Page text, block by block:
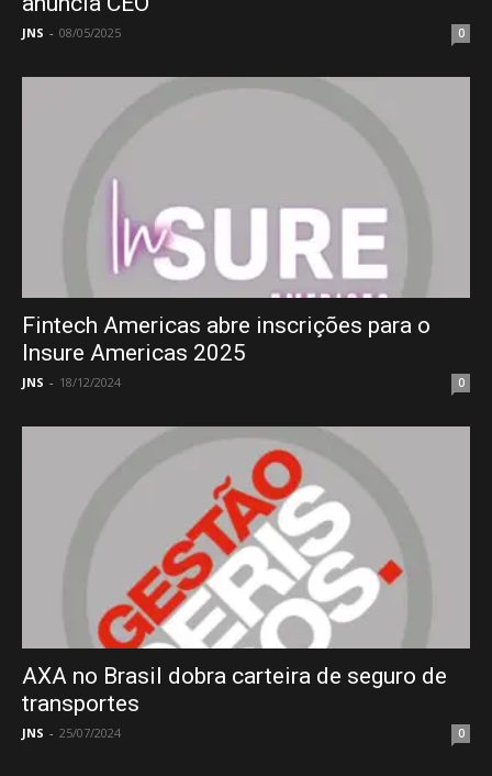
JNS - 08/05/2025 0
Fintech Americas abre inscrições para o
Insure Americas 2025
JNS - 18/12/2024 0
AXA no Brasil dobra carteira de seguro de
transportes
JNS - 25/07/2024 0